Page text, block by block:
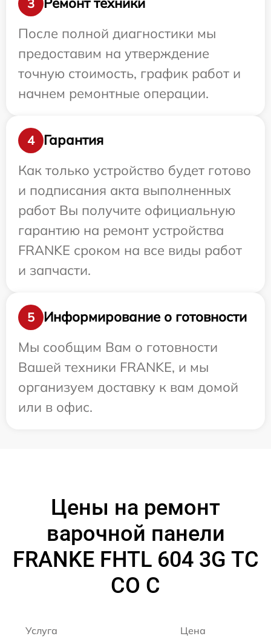
3
После полной диагностики мы
предоставим на утверждение
точную стоимость, график работ и
начнем ремонтные операции.
4
Гарантия
Как только устройство будет готово
и подписания акта выполненных
работ Вы получите официальную
гарантию на ремонт устройства
FRANKE сроком на все виды работ
и запчасти.
5
Информирование о готовности
Мы сообщим Вам о готовности
Вашей техники FRANKE, и мы
организуем доставку к вам домой
или в офис.
Цены на ремонт
варочной панели
FRANKE FHTL 604 3G TC
CO C
Услуга Цена